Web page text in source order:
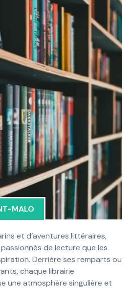
MALO
et d’aventures littéraires,
de lecture que les
Derrière ses remparts ou
chaque librairie
une atmosphère singulière et